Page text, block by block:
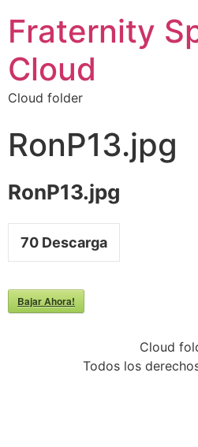
Fraternity
Cloud
Cloud folder
RonP13.jpg
RonP13.jpg
70 Descarga
Bajar Ahora!
Cloud
Todos los